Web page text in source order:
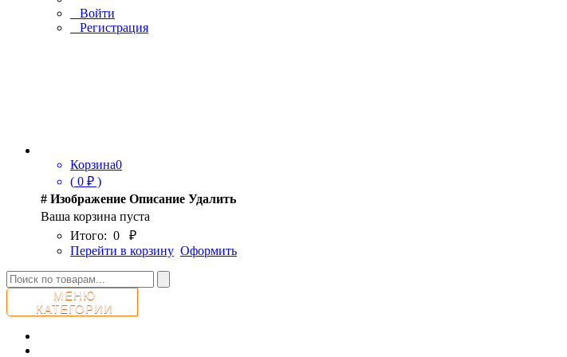
Войти
Регистрация
Корзина0
( 0 ₽ )
# Изображение Описание Удалить
Ваша корзина пуста
Итого: 0
₽
Перейти в корзину Оформить
МЕНЮ
КАТЕГОРИИ